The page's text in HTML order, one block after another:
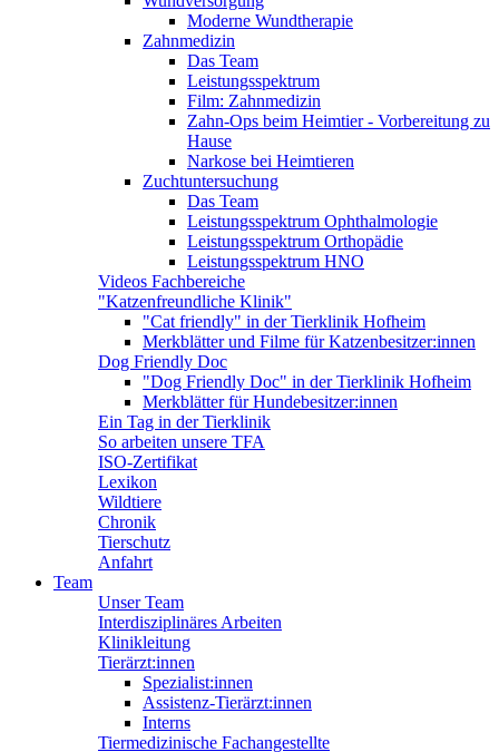
Moderne Wundtherapie
Zahnmedizin
Das Team
Leistungsspektrum
Film: Zahnmedizin
Zahn-Ops beim Heimtier - Vorbereitung zu
Hause
Narkose bei Heimtieren
Zuchtuntersuchung
Das Team
Leistungsspektrum Ophthalmologie
Leistungsspektrum Orthopädie
Leistungsspektrum HNO
Videos Fachbereiche
"Katzenfreundliche Klinik"
"Cat friendly" in der Tierklinik Hofheim
Merkblätter und Filme für Katzenbesitzer:innen
Dog Friendly Doc
"Dog Friendly Doc" in der Tierklinik Hofheim
Merkblätter für Hundebesitzer:innen
Ein Tag in der Tierklinik
So arbeiten unsere TFA
ISO-Zertifikat
Lexikon
Wildtiere
Chronik
Tierschutz
Anfahrt
Team
Unser Team
Interdisziplinäres Arbeiten
Klinikleitung
Tierärzt:innen
Spezialist:innen
Assistenz-Tierärzt:innen
Interns
Tiermedizinische Fachangestellte